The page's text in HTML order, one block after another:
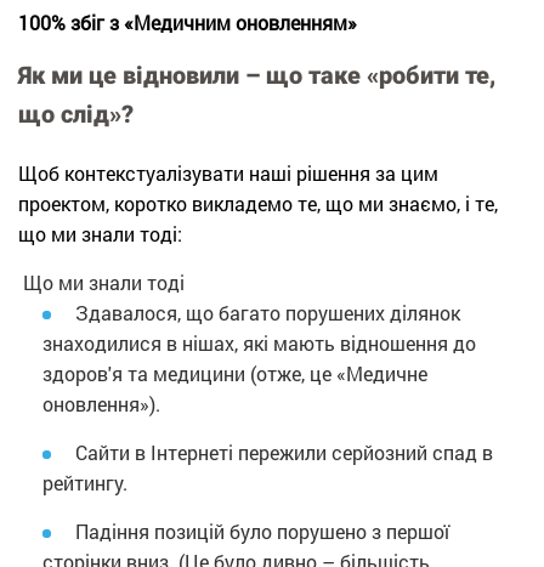
100% збіг з «Медичним оновленням»
Як ми це відновили – що таке «робити те,
що слід»?
Щоб контекстуалізувати наші рішення за цим
проектом, коротко викладемо те, що ми знаємо, і те,
що ми знали тоді:
Що ми знали тоді
Здавалося, що багато порушених ділянок
знаходилися в нішах, які мають відношення до
здоров'я та медицини (отже, це «Медичне
оновлення»).
Сайти в Інтернеті пережили серйозний спад в
рейтингу.
Падіння позицій було порушено з першої
сторінки вниз. (Це було дивно – більшість